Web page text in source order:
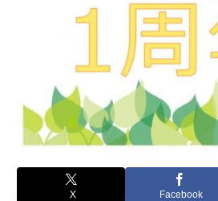
X Facebook